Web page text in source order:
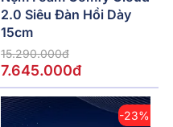
2.0 Siêu Đàn Hồi Dày
15cm
15.290.000đ
7.645.000đ
-23%